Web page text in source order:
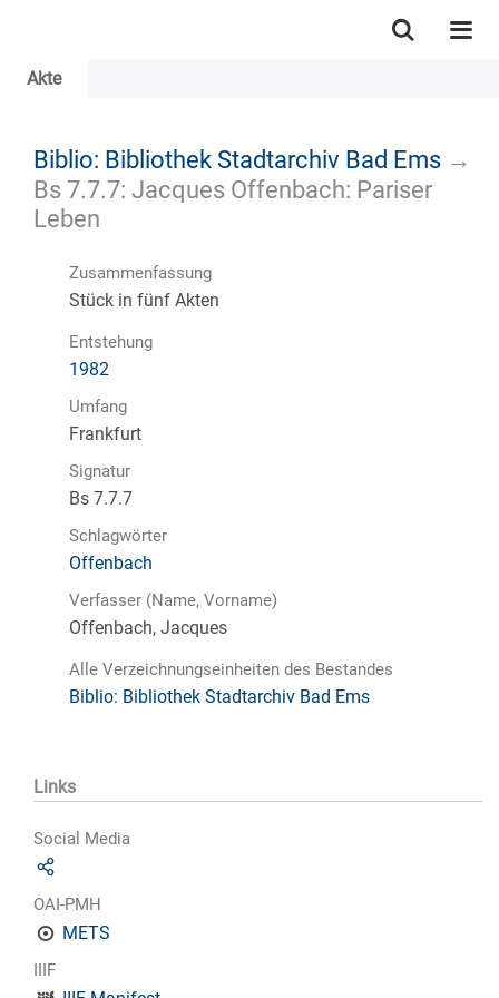
Akte
Biblio: Bibliothek Stadtarchiv Bad Ems →
Bs 7.7.7: Jacques Offenbach: Pariser
Leben
Zusammenfassung
Stück in fünf Akten
Entstehung
1982
Umfang
Frankfurt
Signatur
Bs 7.7.7
Schlagwörter
Offenbach
Verfasser (Name, Vorname)
Offenbach, Jacques
Alle Verzeichnungseinheiten des Bestandes
Biblio: Bibliothek Stadtarchiv Bad Ems
Links
Social Media
OAI-PMH
METS
IIIF